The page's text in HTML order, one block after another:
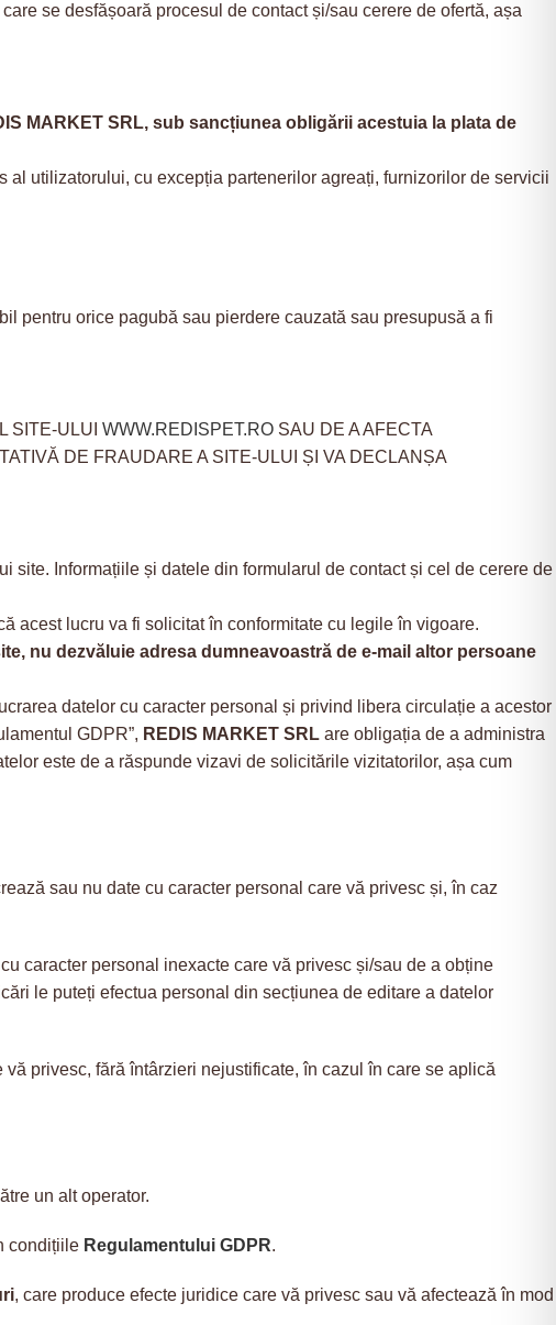
se desfășoară procesul de contact și/sau cerere de ofertă, așa
MARKET SRL, sub sancțiunea obligării acestuia la plata de
utilizatorului, cu excepția partenerilor agreați, furnizorilor de servicii
pentru orice pagubă sau pierdere cauzată sau presupusă a fi
SITE-ULUI WWW.REDISPET.RO SAU DE A AFECTA
DE FRAUDARE A SITE-ULUI ȘI VA DECLANȘA
site. Informațiile și datele din formularul de contact și cel de cerere de
acest lucru va fi solicitat în conformitate cu legile în vigoare.
nu dezvăluie adresa dumneavoastră de e-mail altor persoane
datelor cu caracter personal și privind libera circulație a acestor
GDPR”, REDIS MARKET SRL are obligația de a administra
este de a răspunde vizavi de solicitările vizitatorilor, așa cum
sau nu date cu caracter personal care vă privesc și, în caz
caracter personal inexacte care vă privesc și/sau de a obține
le puteți efectua personal din secțiunea de editare a datelor
privesc, fără întârzieri nejustificate, în cazul în care se aplică
un alt operator.
condițiile Regulamentului GDPR.
, care produce efecte juridice care vă privesc sau vă afectează în mod